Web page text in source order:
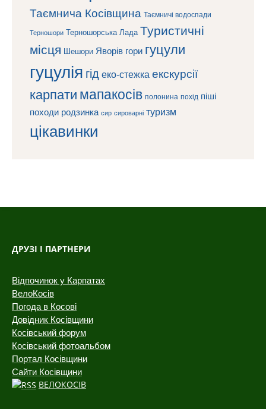
Таємнича Косівщина Таємничі водоспади
Терношори Терношорська Лада Туристичні
місця Шешори Яворів гори гуцули
гуцулія гідеко-стежкаекскурсії
карпатимапакосів полонина похід піші
походи родзинка сир сироварні туризм
цікавинки
ДРУЗІ І ПАРТНЕРИ
Відпочинок у Карпатах
ВелоКосів
Погода в Косові
Довідник Косівщини
Косівський форум
Косівський фотоальбом
Портал Косівщини
Сайти Косівщини
ВЕЛОКОСІВ